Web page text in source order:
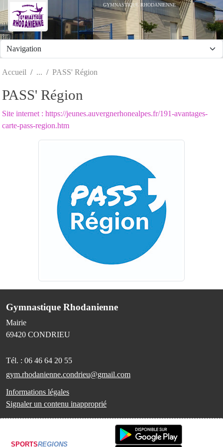
GYMNASTIQUE RHODANIENNE
Accueil PASS' Région
PASS' Région
Site internet : https://jeunes.auvergnerhonealpes.fr/191-avantages-
carte-pass-region.htm
Gymnastique Rhodanienne
Mairie
69420 CONDRIEU
Tél. : 06 46 64 20 55
gym.rhodanienne.condrieu@gmail.com
Informations légales
Signaler un contenu inapproprié
SPORTSREGIONS
Panneau de gestion des cookies